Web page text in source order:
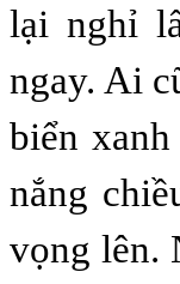
lại nghỉ
ngay. Ai
biển
nắng
vọng lên.